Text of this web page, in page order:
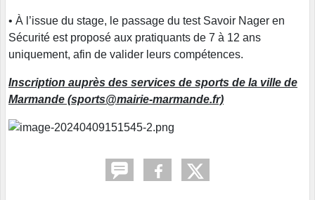
• À l’issue du stage, le passage du test Savoir Nager en
Sécurité est proposé aux pratiquants de 7 à 12 ans
uniquement, afin de valider leurs compétences.
Inscription auprès des services de sports de la ville de
Marmande (sports@mairie-marmande.fr)